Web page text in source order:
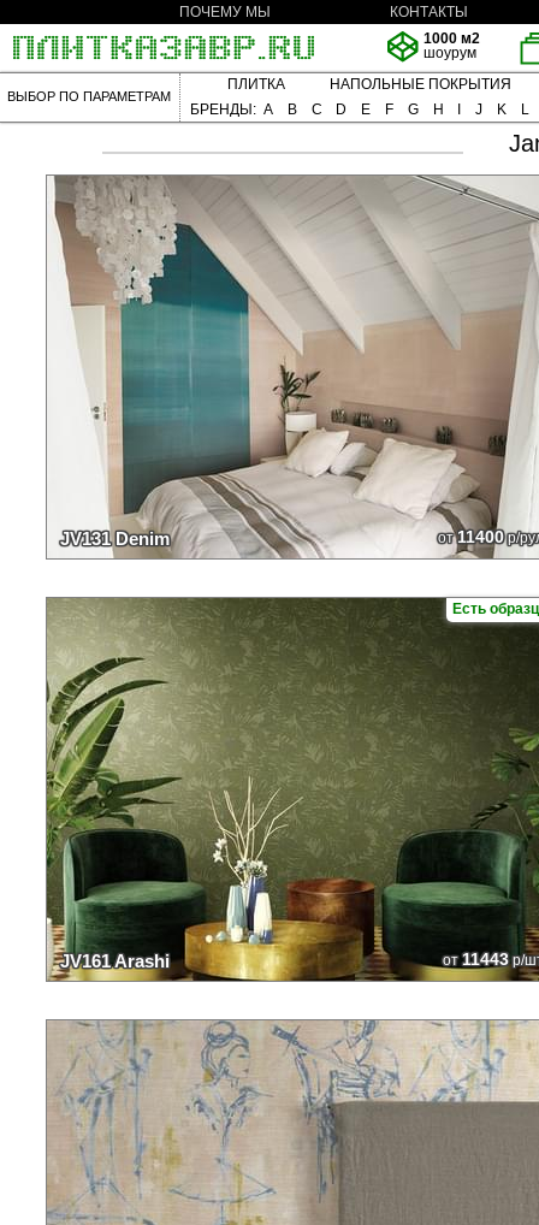
ПОЧЕМУ МЫ
КОНТАКТЫ
1000 м2
шоурум
ВЫБОР ПО ПАРАМЕТРАМ
ПЛИТКА
НАПОЛЬНЫЕ ПОКРЫТИЯ
БРЕНДЫ: A B C D E F G H J K L
JV131 Denim от11400р/
Есть
JV161 Arashi от11443р/